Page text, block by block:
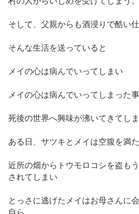
そして、父親からも酒浸りで酷い
そんな生活を送っていると
メイの心は病んでいってしまい
メイの心は病んでいってしまった
死後の世界へ興味が沸いてきてしま
ある日、サツキとメイは空腹を満
近所の畑からトウモロコシを盗も
されてしまい
とっさに逃げたメイはお母さんに
自ら